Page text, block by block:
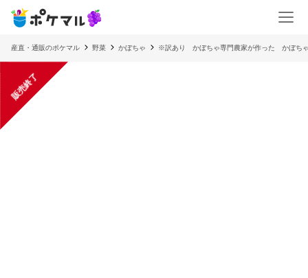
産直・通販のポケマル 野菜 かぼちゃ ※訳あり かぼちゃ専門農家が作った かぼち
販売終了